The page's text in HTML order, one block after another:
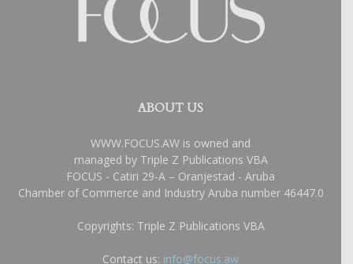
ABOUT US
WWW.FOCUS.AW is owned and
managed by Triple Z Publications VBA
FOCUS - Catiri 29-A – Oranjestad - Aruba
Chamber of Commerce and Industry Aruba number 46447.0
Copyrights: Triple Z Publications VBA
Contact us: info@focus.aw